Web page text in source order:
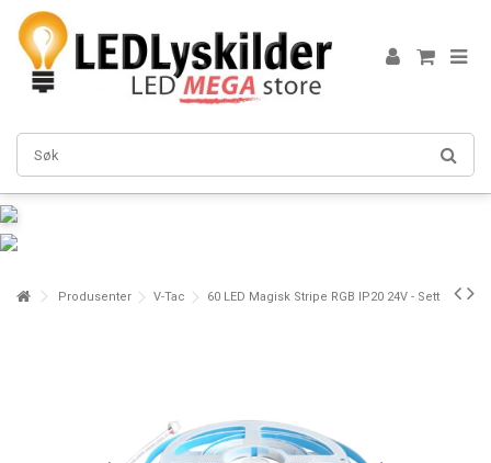
Produsenter V-Tac 60 LED Magisk Stripe RGB IP20 24V - Sett